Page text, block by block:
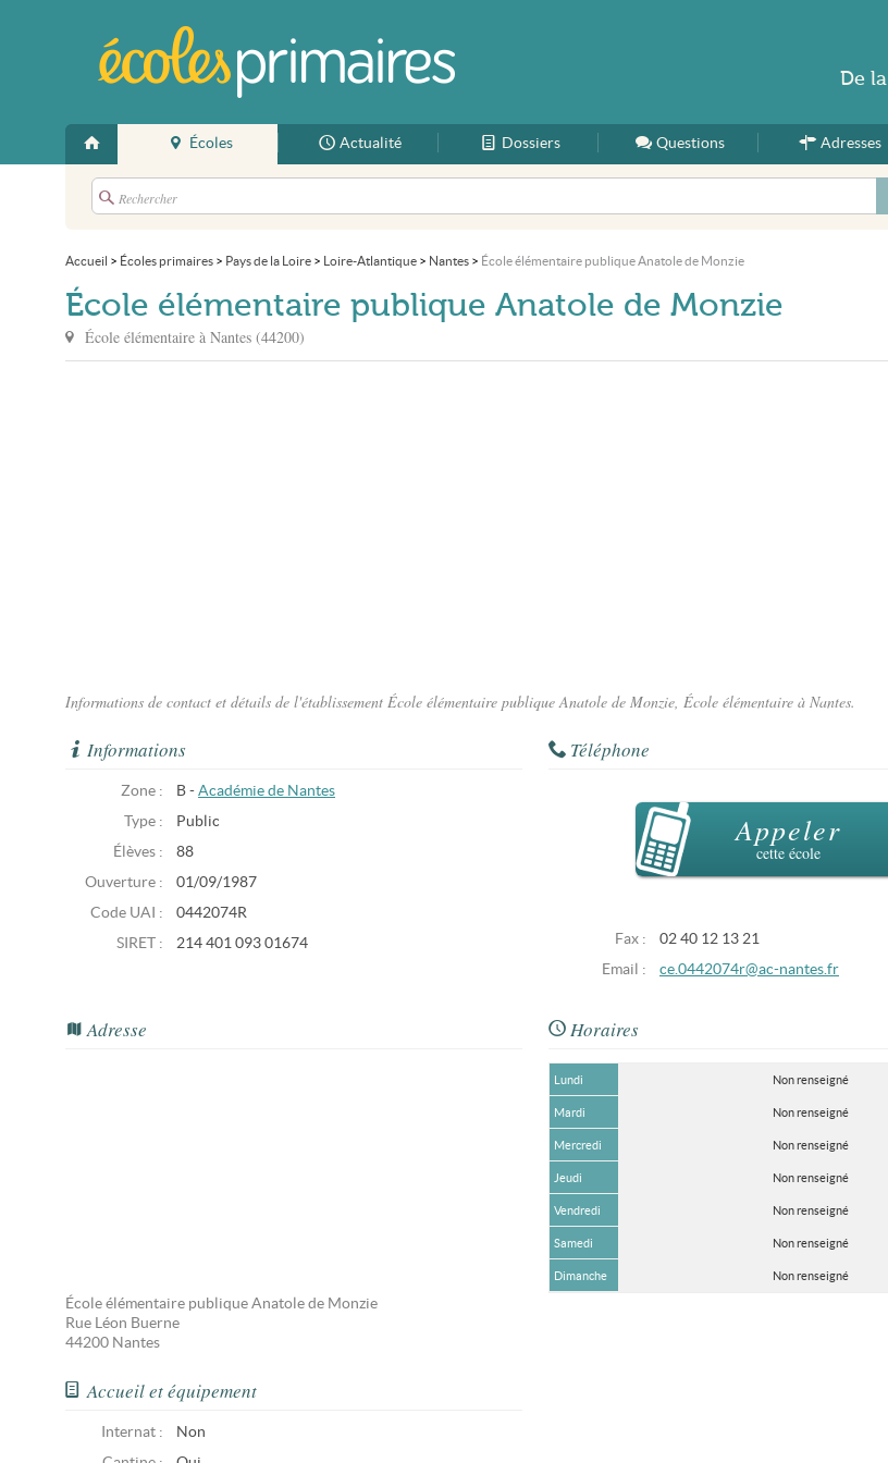
Accueil
Écoles Actualité Dossiers Questions Adresses
Accueil > Écoles primaires > Pays de la Loire > Loire-Atlantique > Nantes > École élémentaire publique Anatole de Monzie
École élémentaire publique Anatole de Monzie
École élémentaire à Nantes (44200)
Informations de contact et détails de l'établissement École élémentaire publique Anatole de Monzie, École élémentaire à Nantes.
Informations
Zone : B - Académie de Nantes
Type :
Public
Élèves :
88
Ouverture :
01/09/1987
Code UAI :
0442074R
SIRET :
214 401 093 01674
Téléphone
Appeler
cette école
Fax :
02 40 12 13 21
Email :
ce.0442074r@ac-nantes.fr
Adresse
École élémentaire publique Anatole de Monzie
Rue Léon Buerne
44200 Nantes
Horaires
Lundi Non renseigné
Mardi Non renseigné
Mercredi Non renseigné
Jeudi Non renseigné
Vendredi Non renseigné
Samedi Non renseigné
Dimanche Non renseigné
Accueil et équipement
Internat :
Non
De la